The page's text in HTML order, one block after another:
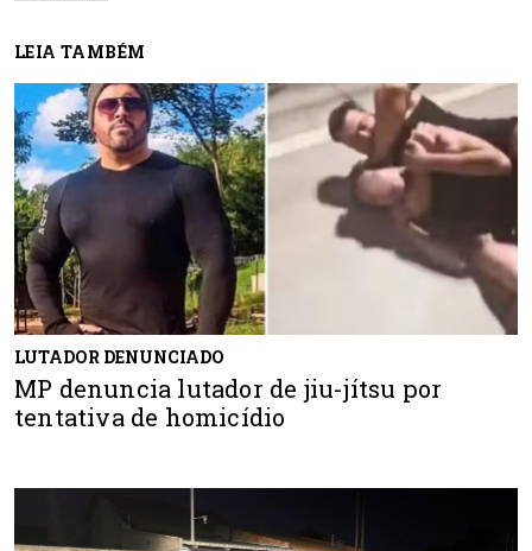
LEIA TAMBÉM
LUTADOR DENUNCIADO
MP denuncia lutador de jiu-jítsu por
tentativa de homicídio